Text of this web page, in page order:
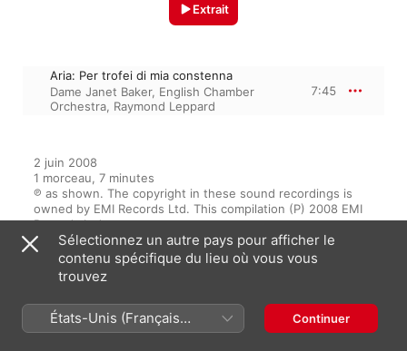
Extrait
Aria: Per trofei di mia constenna
Dame Janet Baker, English Chamber
Orchestra, Raymond Leppard
7:45
2 juin 2008
1 morceau, 7 minutes
℗ as shown. The copyright in these sound recordings is
owned by EMI Records Ltd. This compilation (P) 2008 EMI
Records Ltd.
Sélectionnez un autre pays pour afficher le
contenu spécifique du lieu où vous vous
trouvez
États-Unis (Français
France)
Continuer